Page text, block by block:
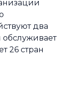
два
26 стран